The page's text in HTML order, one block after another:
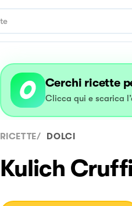
Cerchi ricette
Clicca qui e scarica
RICETTE/ DOLCI
Kulich